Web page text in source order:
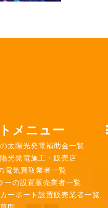
メニュー
太陽光発電補助金一覧
光発電施工・販売店
電気買取業者一覧
ーの設置販売業者一覧
ーポート設置販売業者一覧